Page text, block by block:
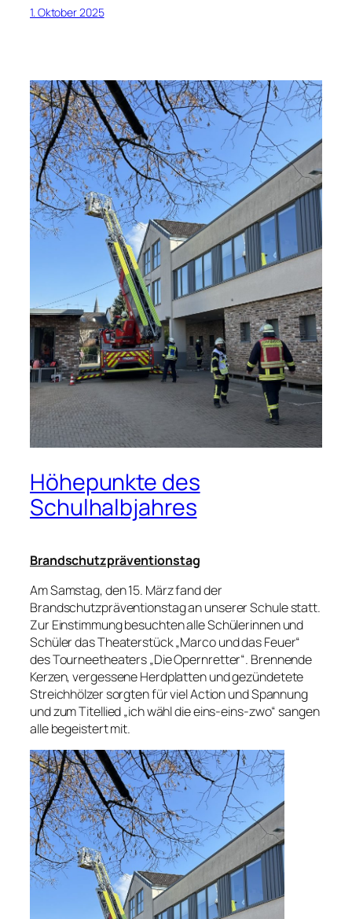
1. Oktober 2025
Höhepunkte des
Schulhalbjahres
Brandschutzpräventionstag
Am Samstag, den 15. März fand der
Brandschutzpräventionstag an unserer Schule statt.
Zur Einstimmung besuchten alle Schülerinnen und
Schüler das Theaterstück „Marco und das Feuer“
des Tourneetheaters „Die Opernretter“. Brennende
Kerzen, vergessene Herdplatten und gezündetete
Streichhölzer sorgten für viel Action und Spannung
und zum Titellied „ich wähl die eins-eins-zwo“ sangen
alle begeistert mit.